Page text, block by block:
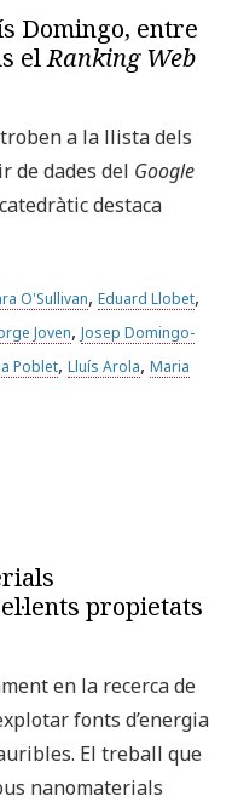
Domingo, entre
elRanking Web
a la llista dels
de dades del Google
destaca
O'Sullivan, Eduard Llobet,
Joven, Josep Domingo-
Poblet, Lluís Arola, Maria
propietats
en la recerca de
fonts d’energia
El treball que
nanomaterials